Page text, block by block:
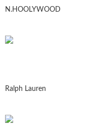
N.HOOLYWOOD
Ralph Lauren